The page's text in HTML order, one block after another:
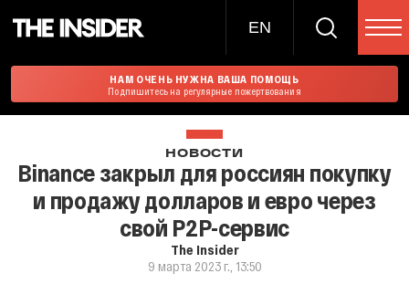
EN
НАМ ОЧЕНЬ НУЖНА ВАША ПОМОЩЬ
Подпишитесь на регулярные пожертвования
НОВОСТИ
Binance закрыл для россиян покупку
и продажу долларов и евро через
свой P2P-сервис
The Insider
9 марта 2023 г., 13:50